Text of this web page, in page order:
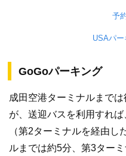
予
USAパ
GoGoパーキング
成田空港ターミナルまで
が、送迎バスを利用すれ
（第2ターミナルを経由
ルまでは約5分、第3ター